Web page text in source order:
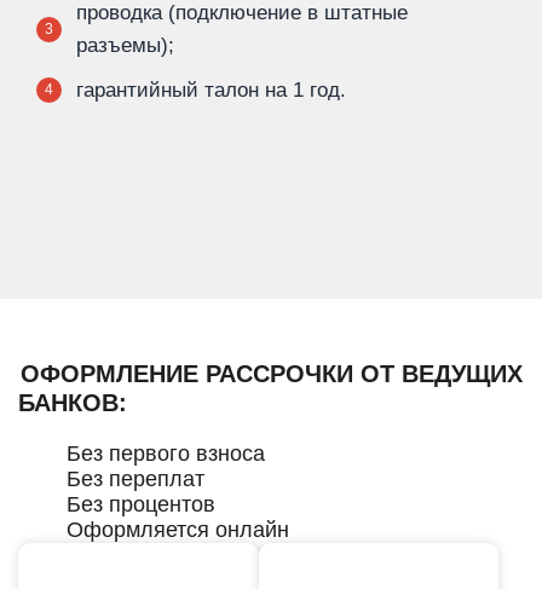
3
проводка (подключение в штатные
разъемы);
4 гарантийный талон на 1 год.
ОФОРМЛЕНИЕ РАССРОЧКИ ОТ ВЕДУЩИХ
БАНКОВ:
Без первого взноса
Без переплат
Без процентов
Оформляется онлайн